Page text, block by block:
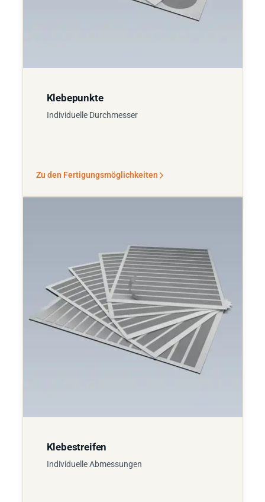
Klebepunkte
Individuelle Durchmesser
Zu den Fertigungsmöglichkeiten
Klebestreifen
Individuelle Abmessungen